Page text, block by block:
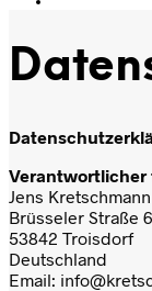
Verantwortlicher
Jens Kretschmann
Brüsseler Straße 6
53842 Troisdorf
Deutschland
Email: